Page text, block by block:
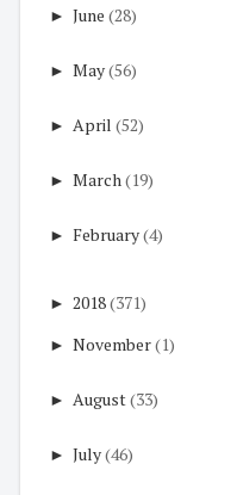
► June (28)
► May(56)
► April (52)
► March(19)
► February(4)
► 2018(371)
► November(1)
► August(33)
► July(46)